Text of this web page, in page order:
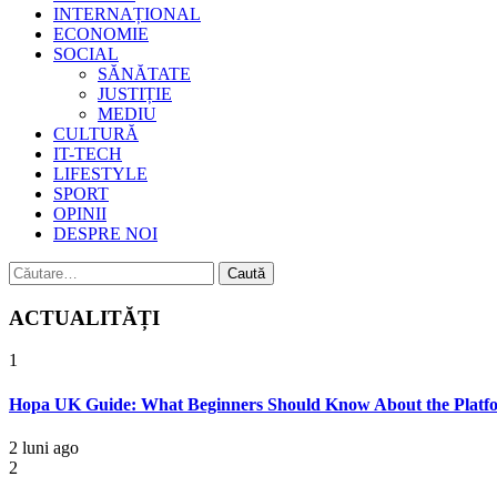
INTERNAȚIONAL
ECONOMIE
SOCIAL
SĂNĂTATE
JUSTIȚIE
MEDIU
CULTURĂ
IT-TECH
LIFESTYLE
SPORT
OPINII
DESPRE NOI
Caută
după:
ACTUALITĂȚI
1
Hopa UK Guide: What Beginners Should Know About the
2 luni ago
2